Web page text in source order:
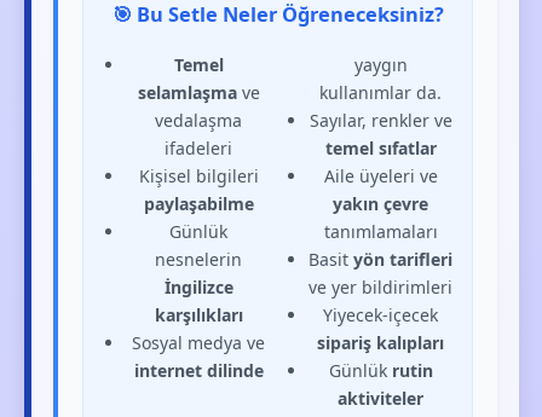
🎯 Bu Setle Neler Öğreneceksiniz?
Temel
selamlaşmave
vedalaşma
ifadeleri
Kişisel bilgileri
paylaşabilme
Günlük
nesnelerin
İngilizce
karşılıkları
Sosyal medya ve
internet dilinde
yaygın
kullanımlar da.
Sayılar, renkler ve
temel sıfatlar
Aile üyeleri ve
yakın çevre
tanımlamaları
Basityön tarifleri
ve yer bildirimleri
Yiyecek-içecek
sipariş kalıpları
Günlük rutin
aktiviteler